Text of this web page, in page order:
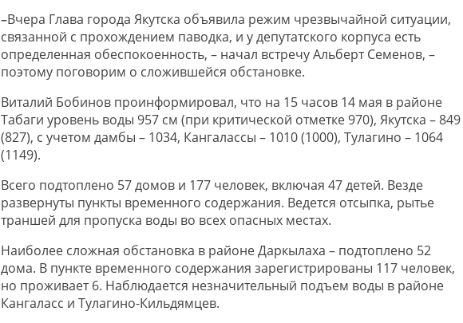
–Вчера Глава города Якутска объявила режим чрезвычайной ситуации,
связанной с прохождением паводка, и у депутатского корпуса есть
определенная обеспокоенность, – начал встречу Альберт Семенов, –
поэтому поговорим о сложившейся обстановке.
Виталий Бобинов проинформировал, что на 15 часов 14 мая в районе
Табаги уровень воды 957 см (при критической отметке 970), Якутска – 849
(827), с учетом дамбы – 1034, Кангалассы – 1010 (1000), Тулагино – 1064
(1149).
Всего подтоплено 57 домов и 177 человек, включая 47 детей. Везде
развернуты пункты временного содержания. Ведется отсыпка, рытье
траншей для пропуска воды во всех опасных местах.
Наиболее сложная обстановка в районе Даркылаха – подтоплено 52
дома. В пункте временного содержания зарегистрированы 117 человек,
но проживает 6. Наблюдается незначительный подъем воды в районе
Кангаласс и Тулагино-Кильдямцев.